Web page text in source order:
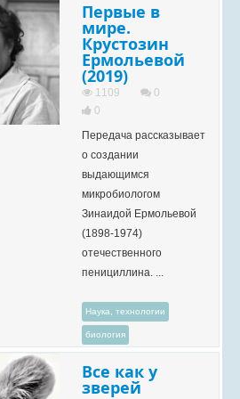
Первые в
мире.
Крустозин
Ермольевой
(2019)
1109
0
0
Передача рассказывает
о создании
выдающимся
микробиологом
Зинаидой Ермольевой
(1898-1974)
отечественного
пенициллина. ...
Наука, технологии
биология
Все как у
зверей